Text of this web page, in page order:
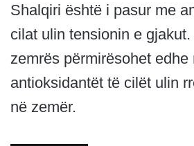
Shalqiri është i pasur me
cilat ulin tensionin e
zemrës përmirësohet edhe
antioksidantët të cilët ulin
në zemër.